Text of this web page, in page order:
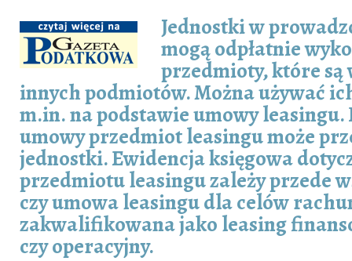
Jednostki w
mogą odpłatnie
przedmioty, które są
innych podmiotów. Można używać
m.in. na podstawie umowy leasingu.
umowy przedmiot leasingu może
jednostki. Ewidencja księgowa
przedmiotu leasingu zależy przede
czy umowa leasingu dla celów
zakwalifikowana jako leasing
czy operacyjny.